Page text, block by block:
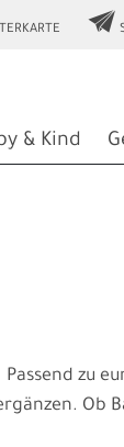
e
& Kind
Passend zu
Ob